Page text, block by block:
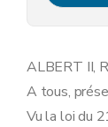
Art. 17
Art. 20
Art. 21
Art. 22
Art. 23
ALBERT II,
A tous,
Vu la loi du